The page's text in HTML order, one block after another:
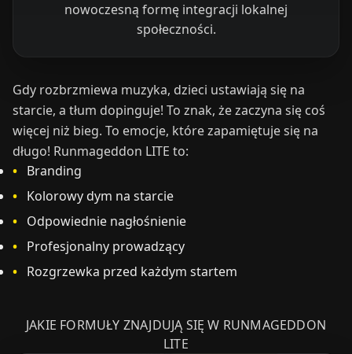
nowoczesną formę integracji lokalnej
społeczności.
Gdy rozbrzmiewa muzyka, dzieci ustawiają się na
starcie, a tłum dopinguje! To znak, że zaczyna się coś
więcej niż bieg. To emocje, które zapamiętuje się na
długo! Runmageddon LITE to:
Branding
Kolorowy dym na starcie
Odpowiednie nagłośnienie
Profesjonalny prowadzący
Rozgrzewka przed każdym startem
JAKIE FORMUŁY ZNAJDUJĄ SIĘ W RUNMAGEDDON
LITE